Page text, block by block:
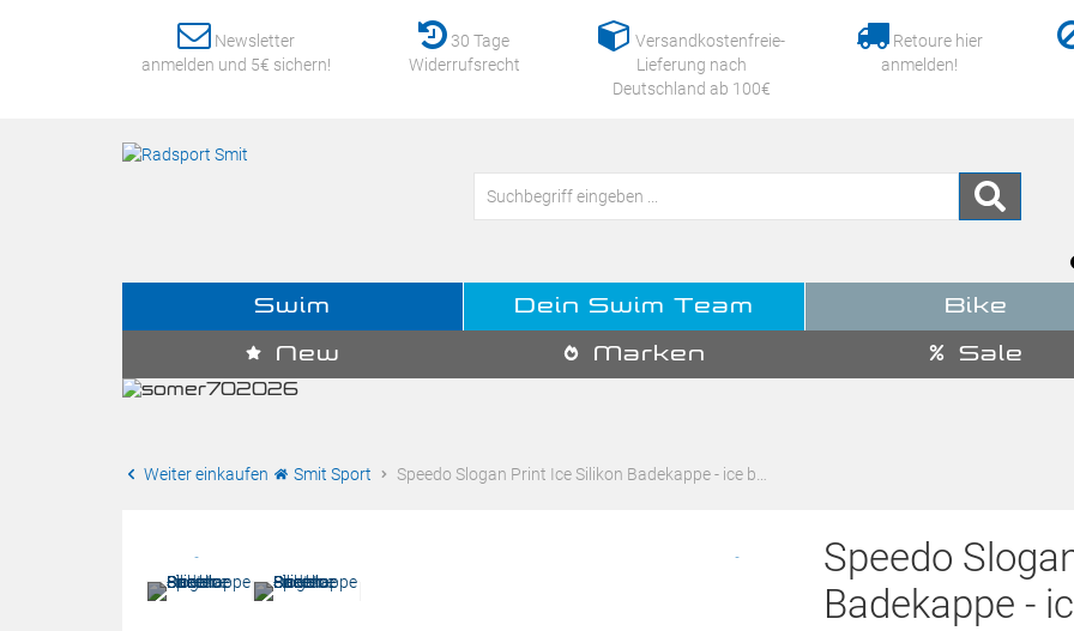
Newsletter
anmelden und 5€ sichern!
30 Tage
Widerrufsrecht
Versandkostenfreie-
Lieferung nach
Deutschland ab 100€
Retoure hier
anmelden!
Swim Dein Swim Team Bike
New Marken Sale
Weiter einkaufen Smit Sport Speedo Slogan Print Ice Silikon Badekappe - ice b…
Speedo
Badekappe -